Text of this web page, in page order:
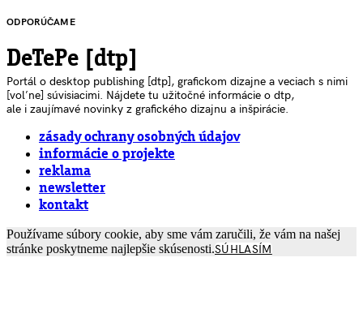
ODPORÚČAME
DeTePe [dtp]
Portál o desktop publishing [dtp], grafickom dizajne a veciach s nimi
[voľne] súvisiacimi. Nájdete tu užitočné informácie o dtp,
ale i zaujímavé novinky z grafického dizajnu a inšpirácie.
zásady ochrany osobných údajov
informácie o projekte
reklama
newsletter
kontakt
Používame súbory cookie, aby sme vám zaručili, že vám na našej
stránke poskytneme najlepšie skúsenosti.SÚHLASÍM